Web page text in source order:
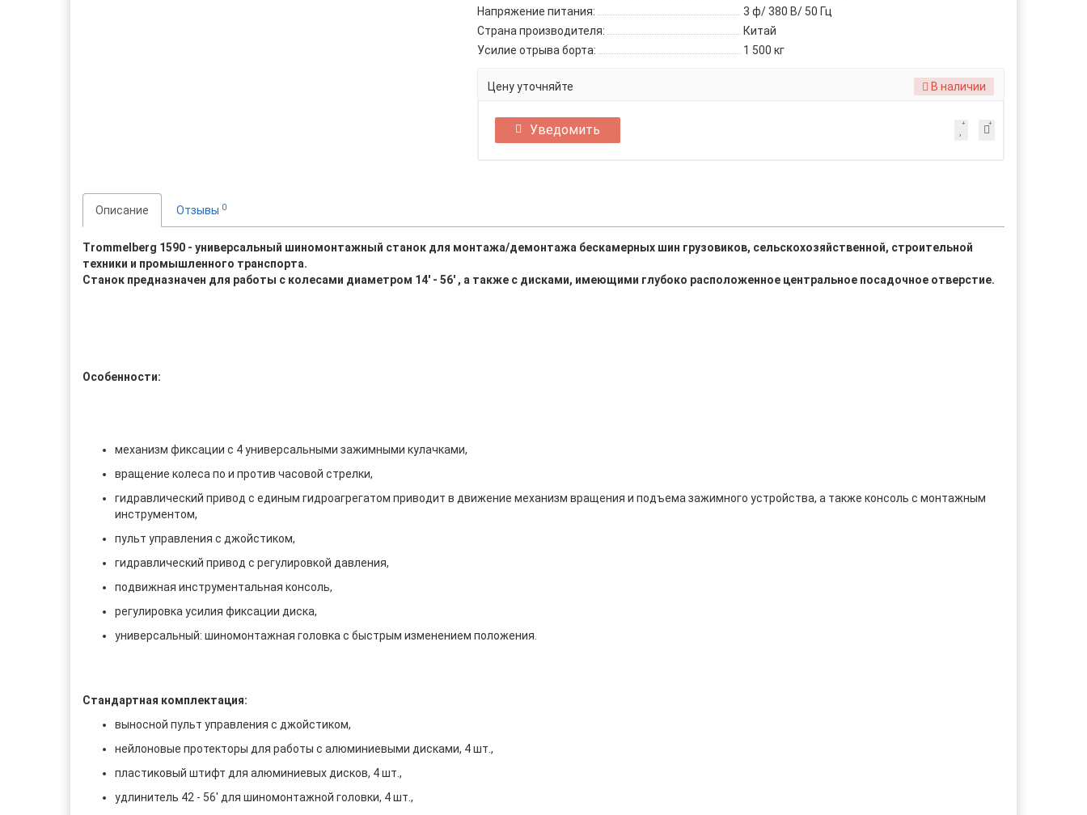
Напряжение питания:
3 ф/ 380 В/ 50 Гц
Страна производителя:
Китай
Усилие отрыва борта:
1 500 кг
Цену уточняйте В наличии
Уведомить
Описание Отзывы 0
Trommelberg 1590 - универсальный шиномонтажный станок для монтажа/демонтажа бескамерных шин грузовиков, сельскохозяйственной, строительной
техники и промышленного транспорта.
Станок предназначен для работы с колесами диаметром 14' - 56' , а также с дисками, имеющими глубоко расположенное центральное посадочное отверстие.
Особенности:
механизм фиксации с 4 универсальными зажимными кулачками,
вращение колеса по и против часовой стрелки,
гидравлический привод с единым гидроагрегатом приводит в движение механизм вращения и подъема зажимного устройства, а также консоль с монтажным
инструментом,
пульт управления с джойстиком,
гидравлический привод с регулировкой давления,
подвижная инструментальная консоль,
регулировка усилия фиксации диска,
универсальный: шиномонтажная головка с быстрым изменением положения.
Стандартная комплектация:
выносной пульт управления с джойстиком,
нейлоновые протекторы для работы с алюминиевыми дисками, 4 шт.,
пластиковый штифт для алюминиевых дисков, 4 шт.,
удлинитель 42 - 56' для шиномонтажной головки, 4 шт.,